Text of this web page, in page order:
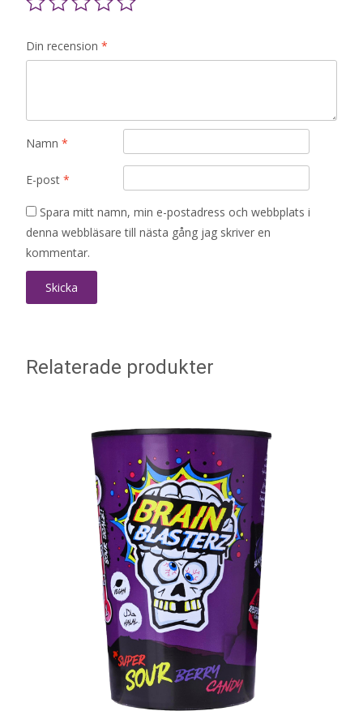
Din recension *
Namn *
E-post *
Spara mitt namn, min e-postadress och webbplats i
denna webbläsare till nästa gång jag skriver en
kommentar.
Relaterade produkter